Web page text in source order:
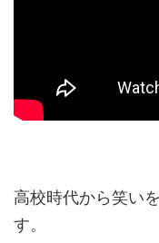
高校時代から笑い
す。